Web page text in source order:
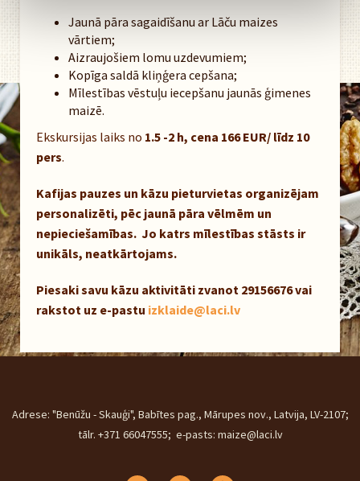
Jaunā pāra sagaidīšanu ar Lāču maizes
vārtiem;
Aizraujošiem lomu uzdevumiem;
Kopīga saldā kliņģera cepšana;
Mīlestības vēstuļu iecepšanu jaunās ģimenes
maizē.
Ekskursijas laiks no 1.5 -2 h, cena 166 EUR/ līdz 10
pers.
Kafijas pauzes un kāzu pieturvietas organizējam
personalizēti, pēc jaunā pāra vēlmēm un
nepieciešamības. Jo katrs mīlestības stāsts ir
unikāls, neatkārtojams.
Piesaki savu kāzu aktivitāti zvanot 29156676 vai
rakstot uz e-pastu izklaide@laci.lv
Adrese: "Benūžu - Skauģi", Babītes pag., Mārupes nov., Latvija, LV-2107;
tālr. +371 66047555; e-pasts: maize@laci.lv